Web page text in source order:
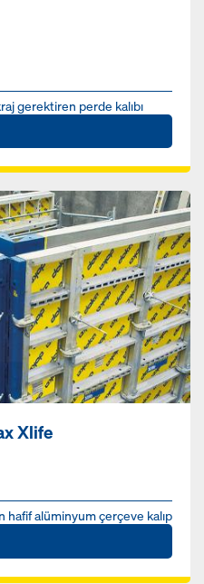
gerektiren perde kalıbı
Xlife
hafif alüminyum çerçeve kalıp